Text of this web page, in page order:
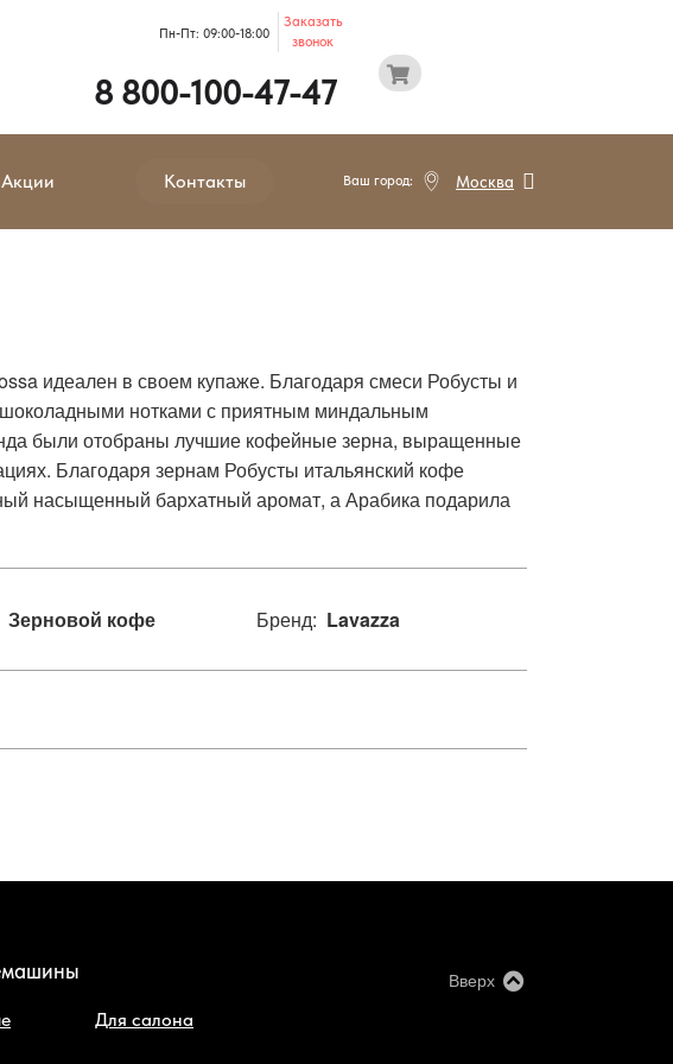
Пн-Пт: 09:00-18:00
Заказать
звонок
8 800-100-47-47
Акции Контакты Ваш город: Москва
идеален в своем купаже. Благодаря смеси Робусты и
шоколадными нотками с приятным миндальным
были отобраны лучшие кофейные зерна, выращенные
Благодаря зернам Робусты итальянский кофе
насыщенный бархатный аромат, а Арабика подарила
Зерновой кофе Бренд: Lavazza
Для салона
Вверх